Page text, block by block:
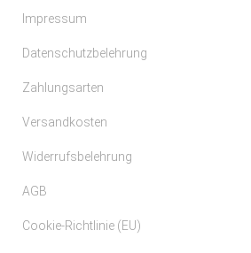
Impressum
Datenschutzbelehrung
Zahlungsarten
Versandkosten
Widerrufsbelehrung
AGB
Cookie-Richtlinie (EU)